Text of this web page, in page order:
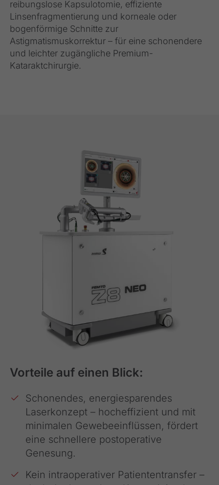
reibungslose Kapsulotomie, effiziente
Linsenfragmentierung und korneale oder
bogenförmige Schnitte zur
Astigmatismuskorrektur – für eine schonendere
und leichter zugängliche Premium-
Kataraktchirurgie.
Vorteile auf einen Blick:
Schonendes, energiesparendes
Laserkonzept – hocheffizient und mit
minimalen Gewebeeinflüssen, fördert
eine schnellere postoperative
Genesung.
Kein intraoperativer Patiententransfer –